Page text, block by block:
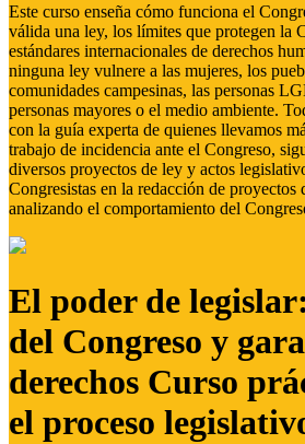
Este curso enseña cómo funciona el
válida una ley, los límites que protegen la
estándares internacionales de derechos
ninguna ley vulnere a las mujeres, los
comunidades campesinas, las personas
personas mayores o el medio ambiente.
con la guía experta de quienes llevamos
trabajo de incidencia ante el Congreso,
diversos proyectos de ley y actos
Congresistas en la redacción de
analizando el comportamiento del
El poder de
del Congreso y
derechos Curso
el proceso